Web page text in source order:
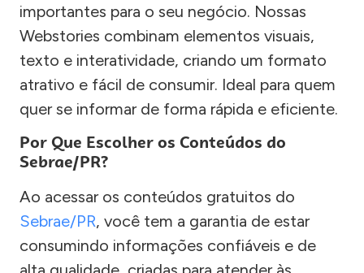
importantes para o seu negócio. Nossas
Webstories combinam elementos visuais,
texto e interatividade, criando um formato
atrativo e fácil de consumir. Ideal para quem
quer se informar de forma rápida e eficiente.
Por Que Escolher os Conteúdos do
Sebrae/PR?
Ao acessar os conteúdos gratuitos do
Sebrae/PR, você tem a garantia de estar
consumindo informações confiáveis e de